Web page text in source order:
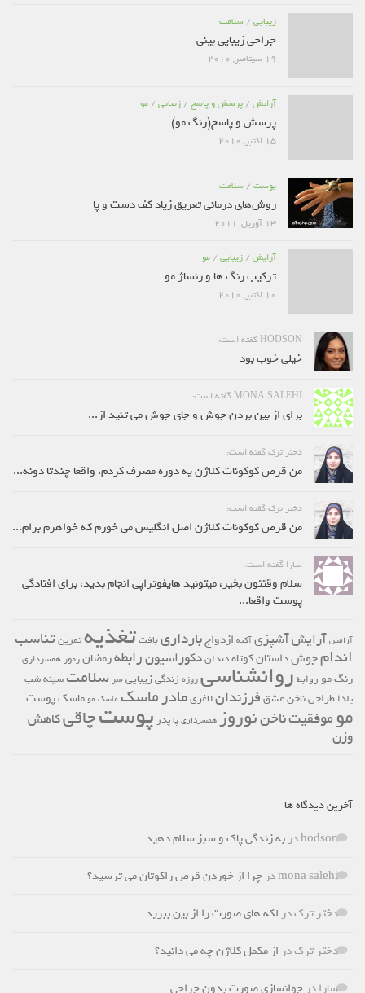
زیبایی / سلامت
جراحی زیبایی بینی
19 سپتامبر, 2010
آرایش / پرسش و پاسخ / زیبایی / مو
پرسش و پاسخ(رنگ مو)
15 اکتبر, 2010
پوست / سلامت
روش‌های درمانی تعریق زیاد کف دست و پا
13 آوریل, 2011
آرایش / زیبایی / مو
ترکیب رنگ ها و رنساژ مو
10 اکتبر, 2010
HODSON گفته است:
خیلی خوب بود
MONA SALEHI گفته است:
برای از بین بردن جوش و جای جوش می تنید از...
دختر ترک گفته است:
من قرص کوکونات کلاژن یه دوره مصرف کردم. واقعا چندتا دونه...
دختر ترک گفته است:
من قرص کوکونات کلاژن اصل انگلیس می خورم که خواهرم برام...
سارا گفته است:
سلام وقتتون بخیر، میتونید هایفوتراپی انجام بدید، برای افتادگی
پوست واقعا...
آرامشآرایشآشپزیآکنه ازدواجبارداریبافتتغذیهتمرینتناسب
اندامجوشداستان کوتاهدنداندکوراسیونرابطهرمضانرموز همسرداری
رنگ مو روابطروانشناسیروزه زندگیزیبایی سر سلامت سینهشب
یلدا طراحی ناخنعشقفرزندانلاغریمادرماسک ماسک مو ماسک پوست
موموفقیتناخننوروزهمسرداریپاپدر پوستچاقیکاهش
وزن
آخرین دیدگاه ها
hodsonدربه زندگی پاک و سبز سلام دهید
mona salehiدرچرا از خوردن قرص راکوتان می ترسید؟
دختر ترکدرلکه های صورت را از بین ببرید
دختر ترکدراز مکمل کلاژن چه می دانید؟
سارادر جوانسازی صورت بدون جراحی